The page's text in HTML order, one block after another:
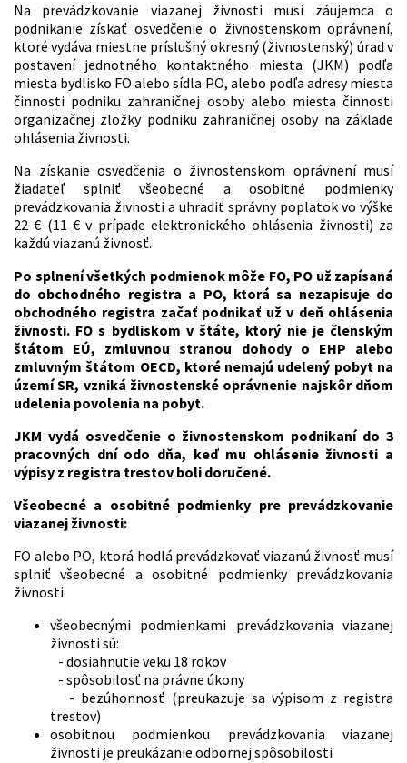
Na prevádzkovanie viazanej živnosti musí záujemca o
podnikanie získať osvedčenie o živnostenskom oprávnení,
ktoré vydáva miestne príslušný okresný (živnostenský) úrad v
postavení jednotného kontaktného miesta (JKM) podľa
miesta bydlisko FO alebo sídla PO, alebo podľa adresy miesta
činnosti podniku zahraničnej osoby alebo miesta činnosti
organizačnej zložky podniku zahraničnej osoby na základe
ohlásenia živnosti.
Na získanie osvedčenia o živnostenskom oprávnení musí
žiadateľ splniť všeobecné a osobitné podmienky
prevádzkovania živnosti a uhradiť správny poplatok vo výške
22 € (11 € v prípade elektronického ohlásenia živnosti) za
každú viazanú živnosť.
Po splnení všetkých podmienok môže FO, PO už zapísaná
do obchodného registra a PO, ktorá sa nezapisuje do
obchodného registra začať podnikať už v deň ohlásenia
živnosti. FO s bydliskom v štáte, ktorý nie je členským
štátom EÚ, zmluvnou stranou dohody o EHP alebo
zmluvným štátom OECD, ktoré nemajú udelený pobyt na
území SR, vzniká živnostenské oprávnenie najskôr dňom
udelenia povolenia na pobyt.
JKM vydá osvedčenie o živnostenskom podnikaní do 3
pracovných dní odo dňa, keď mu ohlásenie živnosti a
výpisy z registra trestov boli doručené.
Všeobecné a osobitné podmienky pre prevádzkovanie
viazanej živnosti:
FO alebo PO, ktorá hodlá prevádzkovať viazanú živnosť musí
splniť všeobecné a osobitné podmienky prevádzkovania
živnosti:
všeobecnými podmienkami prevádzkovania viazanej
živnosti sú:
- dosiahnutie veku 18 rokov
- spôsobilosť na právne úkony
- bezúhonnosť (preukazuje sa výpisom z registra
trestov)
osobitnou podmienkou prevádzkovania viazanej
živnosti je preukázanie odbornej spôsobilosti